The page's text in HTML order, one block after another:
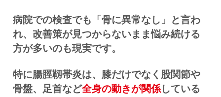
病院での検査でも「骨に異常なし」と言わ
れ、改善策が見つからないまま悩み続ける
方が多いのも現実です。
特に腸脛靱帯炎は、膝だけでなく股関節や
骨盤、足首など全身の動きが関係している